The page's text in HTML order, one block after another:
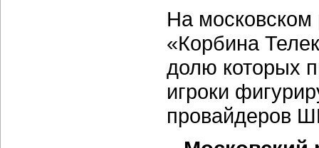
На
«Корбина
долю которых
игроки
провайдеров